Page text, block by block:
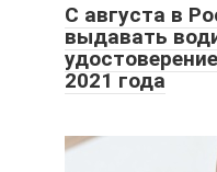
С августа в
выдавать
2021 года